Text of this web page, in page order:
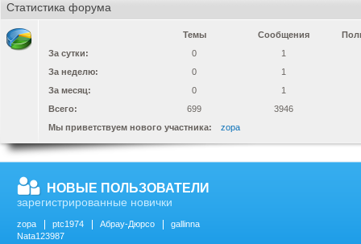
Статистика форума
Темы Сообщения
За сутки:
0
1
За неделю:
0
1
За месяц:
0
1
Всего:
699
3946
Мы приветствуем нового участника:
zopa
НОВЫЕ ПОЛЬЗОВАТЕЛИ
зарегистрированные новички
zopa ptc1974 Абрау-Дюрсо
gallinna
Nata123987